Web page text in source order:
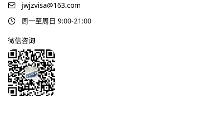
jwjzvisa@163.com
周一至周日 9:00-21:00
微信咨询